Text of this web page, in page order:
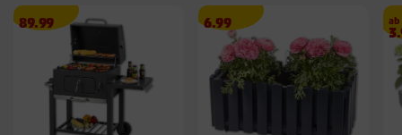
Angebotspreis
89.99
89.99
Angebotspreis
6.99
6.99 ab
€